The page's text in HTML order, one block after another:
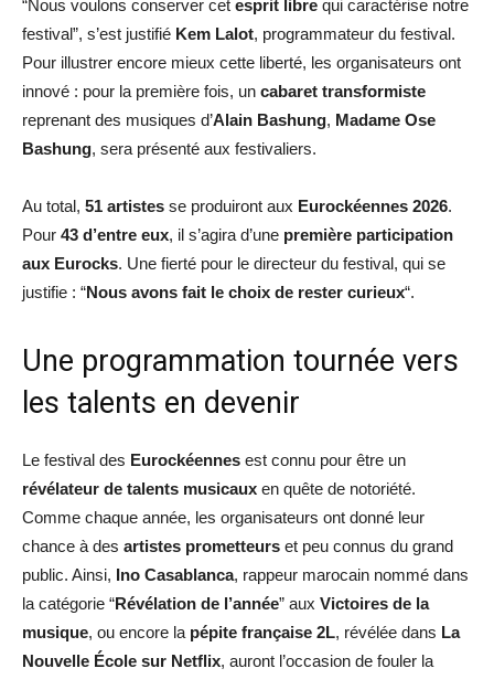
“Nous voulons conserver cet esprit libre qui caractérise notre
festival”, s’est justifié Kem Lalot, programmateur du festival.
Pour illustrer encore mieux cette liberté, les organisateurs ont
innové : pour la première fois, un cabaret transformiste
reprenant des musiques d’Alain Bashung, Madame Ose
Bashung, sera présenté aux festivaliers.
Au total, 51 artistes se produiront aux Eurockéennes 2026.
Pour 43 d’entre eux, il s’agira d’une première participation
aux Eurocks. Une fierté pour le directeur du festival, qui se
justifie : “Nous avons fait le choix de rester curieux“.
Une programmation tournée vers
les talents en devenir
Le festival des Eurockéennes est connu pour être un
révélateur de talents musicaux en quête de notoriété.
Comme chaque année, les organisateurs ont donné leur
chance à des artistes prometteurs et peu connus du grand
public. Ainsi, Ino Casablanca, rappeur marocain nommé dans
la catégorie “Révélation de l’année” aux Victoires de la
musique, ou encore la pépite française 2L, révélée dans La
Nouvelle École sur Netflix, auront l’occasion de fouler la